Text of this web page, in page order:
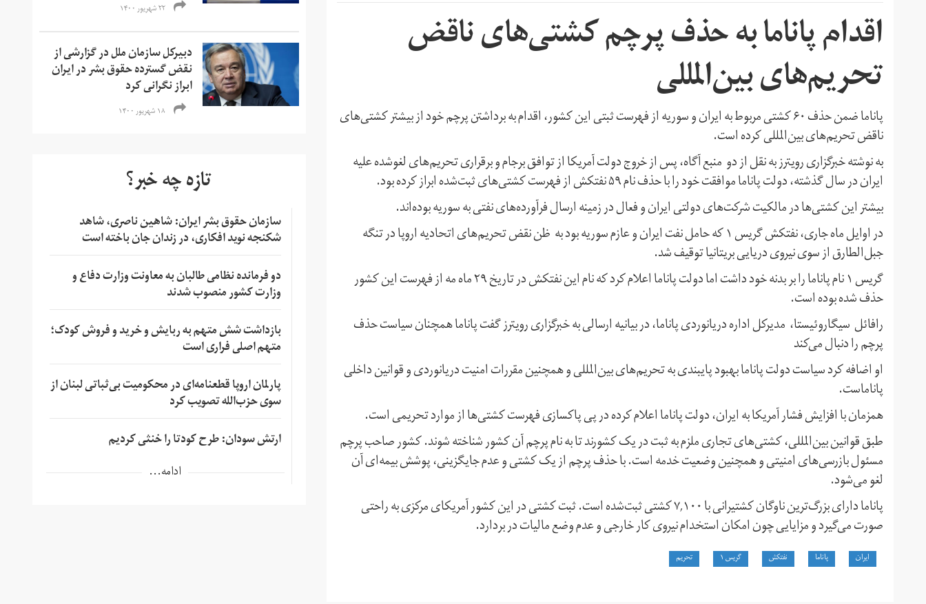
اقدام پاناما به حذف پرچم کشتی‌های ناقض
تحریم‌های بین‌المللی
پاناما ضمن حذف ۶۰ کشتی مربوط به ایران و سوریه از فهرست ثبتی این کشور، اقدام به برداشتن پرچم خود از بیشتر کشتی‌های
ناقض تحریم‌های بین‌المللی کرده است.
به نوشته خبرگزاری رویترز به نقل از دو منبع آگاه، پس از خروج دولت آمریکا از توافق برجام و برقراری تحریم‌های لغوشده علیه
ایران در سال گذشته، دولت پاناما موافقت خود را با حذف نام ۵۹ نفتکش از فهرست کشتی‌های ثبت‌شده ابراز کرده بود.
بیشتر این کشتی‌ها در مالکیت شرکت‌های دولتی ایران و فعال در زمینه ارسال فرآورده‌های نفتی به سوریه بوده‌اند.
در اوایل ماه جاری، نفتکش گریس ۱ که حامل نفت ایران و عازم سوریه بود به ظن نقض تحریم‌های اتحادیه اروپا در تنگه
جبل‌الطارق از سوی نیروی دریایی بریتانیا توقیف شد.
گریس ۱ نام پاناما را بر بدنه خود داشت اما دولت پاناما اعلام کرد که نام این نفتکش در تاریخ ۲۹ ماه مه از فهرست این کشور
حذف شده بوده است.
رافائل سیگاروئیستا، مدیرکل اداره دریانوردی پاناما، در بیانیه ارسالی به خبرگزاری رویترز گفت پاناما همچنان سیاست حذف
پرچم را دنبال می‌کند ‌
او اضافه کرد سیاست دولت پاناما بهبود پایبندی به تحریم‌های بین‌المللی و همچنین مقررات امنیت دریانوردی و قوانین داخلی
پاناماست.
همزمان با افزایش فشار آمریکا به ایران، دولت پاناما اعلام کرده در پی پاکسازی فهرست کشتی‌ها از موارد تحریمی است.
طبق قوانین بین‌المللی، کشتی‌های تجاری ملزم به ثبت در یک کشورند تا به نام پرچم آن کشور شناخته شوند. کشور صاحب پرچم
مسئول بازرسی‌های امنیتی و همچنین وضعیت خدمه است. با حذف پرچم از یک کشتی و عدم جایگزینی، پوشش بیمه‌ای آن
لغو می‌شود.
پاناما دارای بزرگ‌ترین ناوگان کشتیرانی با ۷,۱۰۰ کشتی ثبت‌شده است. ثبت کشتی در این کشور آمریکای مرکزی به راحتی
صورت می‌گیرد و مزایایی چون امکان استخدام نیروی کار خارجی و عدم وضع مالیات‌ در بردارد.
ایران پاناما نفتکش گریس ۱ تحریم
۲۲ شهریور ۱۴۰۰
دبیرکل سازمان ملل در گزارشی از
نقض گسترده حقوق بشر در ایران
ابراز نگرانی کرد
۱۸ شهریور ۱۴۰۰
تازه چه خبر؟
سازمان حقوق بشر ایران: شاهین ناصری، شاهد
شکنجه نوید افکاری، در زندان جان باخته است
دو فرمانده نظامی طالبان به معاونت وزارت دفاع و
وزارت کشور منصوب شدند
بازداشت شش متهم به ربایش و خرید و فروش کودک؛
متهم اصلی فراری است
پارلمان اروپا قطعنامه‌ای در محکومیت بی‌ثباتی لبنان از
سوی حزب‌الله تصویب کرد
ارتش سودان: طرح کودتا را خنثی کردیم
ادامه...